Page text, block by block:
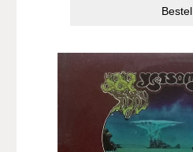
a
t
a
l
Bestel